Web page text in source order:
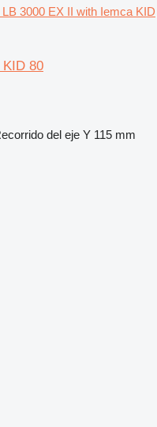
3000 EX II with Iemca KID
80
del eje Y 115 mm